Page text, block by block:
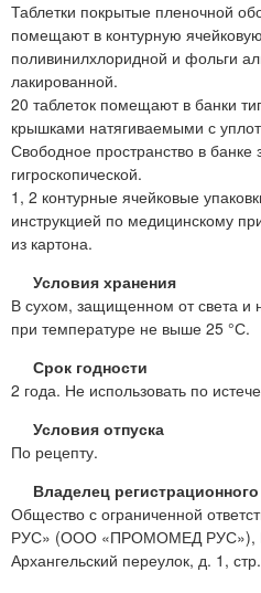
Таблетки покрытые пленочной
помещают в контурную
поливинилхлоридной и фольги
лакированной.
20 таблеток помещают в банки
крышками натягиваемыми с
Свободное пространство в
гигроскопической.
1, 2 контурные ячейковые
инструкцией по медицинскому
из картона.
Условия хранения
В сухом, защищенном от света и
при температуре не выше 25 °С.
Срок годности
2 года. Не использовать по
Условия отпуска
По рецепту.
Владелец
Общество с ограниченной
РУС» (ООО «ПРОМОМЕД РУС»),
Архангельский переулок, д. 1,